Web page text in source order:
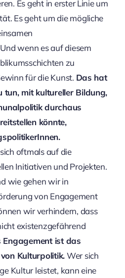
Es geht in erster Linie um
Es geht um die mögliche
wenn es auf diesem
zu
für die Kunst. Das hat
tun, mit kultureller Bildung,
durchaus
könnte,
oftmals auf die
Initiativen und Projekten.
wie gehen wir in
von Engagement
wir verhindern, dass
existenzgefährend
Engagement ist das
Kulturpolitik.Wer sich
Kultur leistet, kann eine